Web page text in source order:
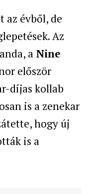
az évből, de
Az
aNine
először
díjas kollab
is a zenekar
hogy új
is a